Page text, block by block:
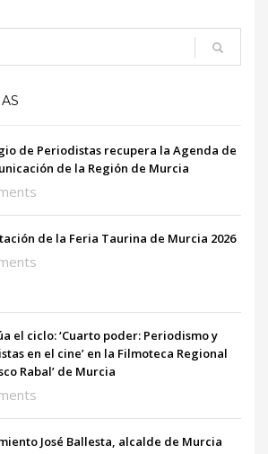
de Periodistas recupera la Agenda de
de la Región de Murcia
de la Feria Taurina de Murcia 2026
el ciclo: ‘Cuarto poder: Periodismo y
en el cine’ en la Filmoteca Regional
Rabal’ de Murcia
José Ballesta, alcalde de Murcia